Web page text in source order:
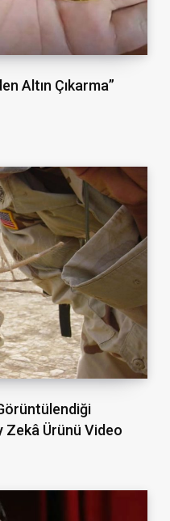
Altın Çıkarma”
Zekâ Ürünü Video